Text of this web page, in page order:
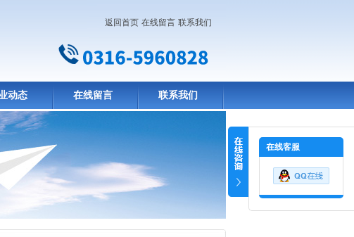
返回首页 在线留言 联系我们
动态 在线留言 联系我们
在线客服